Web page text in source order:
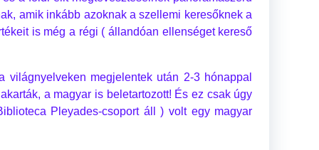
amik inkább azoknak a szellemi keresőknek a
is még a régi ( állandóan ellenséget kereső
megjelentek után 2-3 hónappal
a magyar is beletartozott! És ez csak úgy
Pleyades-csoport áll ) volt egy magyar